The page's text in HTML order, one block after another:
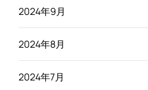
2024年9月
2024年8月
2024年7月